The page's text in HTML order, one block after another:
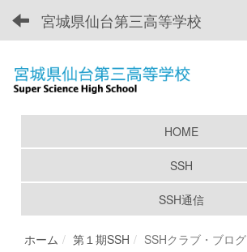
宮城県仙台第三高等学校
HOME
SSH
SSH通信
ホーム 第１期SSH SSHクラブ・ブログ